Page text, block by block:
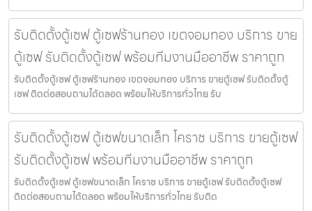
รับติดตั้งตู้เซฟ ตู้เซฟร้านทอง เขตจอมทอง บริการ ขาย
ตู้เซฟ รับติดตั้งตู้เซฟ พร้อมทีมงานมืออาชีพ ราคาถูก
รับติดตั้งตู้เซฟ ตู้เซฟร้านทอง เขตจอมทอง บริการ ขายตู้เซฟ รับติดตั้งตู้
เซฟ ติดต่อสอบถามได้ตลอด พร้อมให้บริการทั่วไทย รับ
รับติดตั้งตู้เซฟ ตู้เซฟขนาดเล็ก โคราช บริการ ขายตู้เซฟ
รับติดตั้งตู้เซฟ พร้อมทีมงานมืออาชีพ ราคาถูก
รับติดตั้งตู้เซฟ ตู้เซฟขนาดเล็ก โคราช บริการ ขายตู้เซฟ รับติดตั้งตู้เซฟ
ติดต่อสอบถามได้ตลอด พร้อมให้บริการทั่วไทย รับติด